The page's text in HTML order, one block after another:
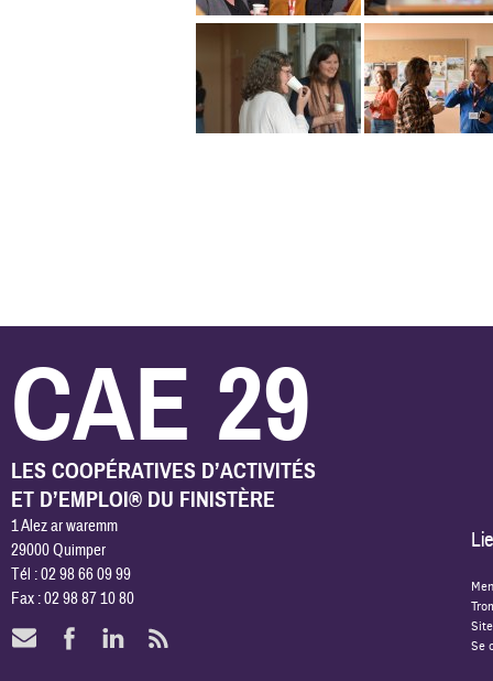
CAE 29
LES COOPÉRATIVES D’ACTIVITÉS
ET D’EMPLOI® DU FINISTÈRE
1 Alez ar waremm
29000 Quimper
Tél : 02 98 66 09 99
Fax : 02 98 87 10 80
Se